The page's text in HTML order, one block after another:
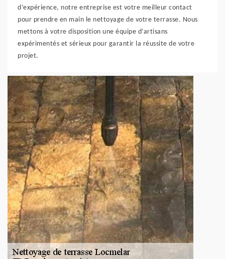
d’expérience, notre entreprise est votre meilleur contact
pour prendre en main le nettoyage de votre terrasse. Nous
mettons à votre disposition une équipe d’artisans
expérimentés et sérieux pour garantir la réussite de votre
projet.